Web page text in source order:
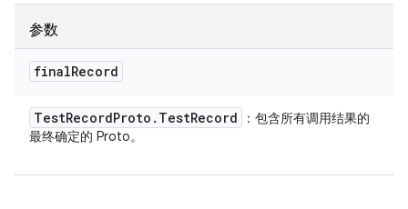
参数
finalRecord
TestRecordProto . TestRecord
：包含所有调用结果的
最终确定的 Proto。